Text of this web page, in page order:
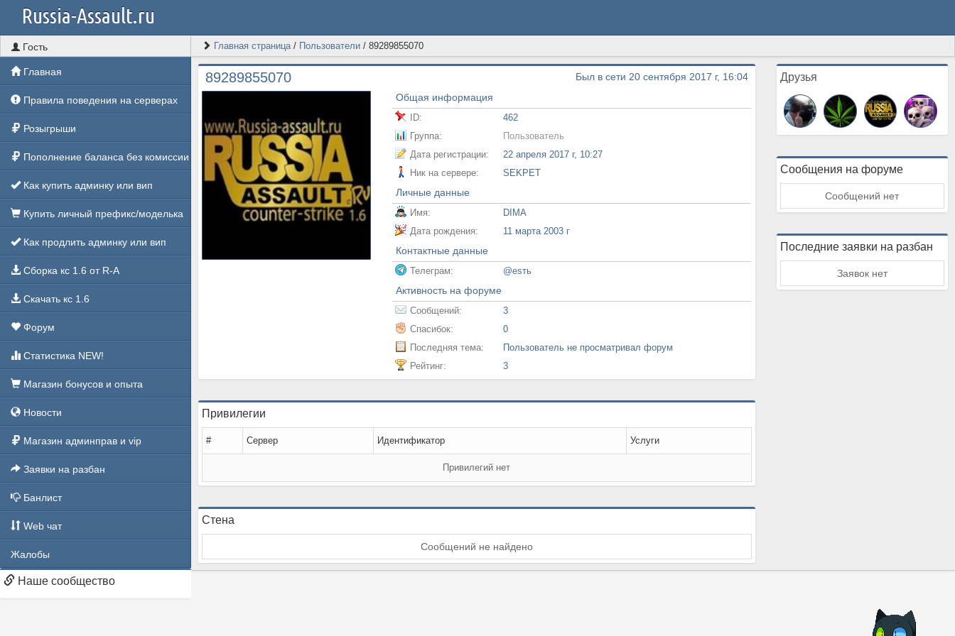
Russia-Assault.ru
Гость
Главная
Правила поведения на серверах
Розыгрыши
Пополнение баланса без комиссии
Как купить админку или вип
Купить личный префикс/моделька
Как продлить админку или вип
Сборка кс 1.6 от R-A
Скачать кс 1.6
Форум
Статистика NEW!
Магазин бонусов и опыта
Новости
Магазин админправ и vip
Заявки на разбан
Банлист
Web чат
Жалобы
Наше сообщество
Главная страница/ Пользователи/ 89289855070
89289855070
Был в сети 20 сентября 2017 г, 16:04
Общая информация
ID:
462
Группа:
Пользователь
Дата регистрации:
22 апреля 2017 г, 10:27
Ник на сервере:
SEKPET
Личные данные
Имя:
DIMA
Дата рождения:
11 марта 2003 г
Контактные данные
Телеграм: @еsть
Активность на форуме
Сообщений:
3
Спасибок:
0
Последняя тема:
Пользователь не просматривал форум
Рейтинг:
3
Привилегии
# Сервер Идентификатор Услуги
Привилегий нет
Стена
Сообщений не найдено
Друзья
Сообщения на форуме
Сообщений нет
Последние заявки на разбан
Заявок нет